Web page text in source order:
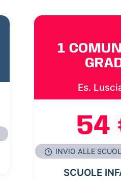
1
Es.
54
INVIO ALLE
SCUOLE